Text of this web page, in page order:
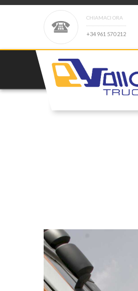
CHIAMACI ORA
+34 961 570 21 2